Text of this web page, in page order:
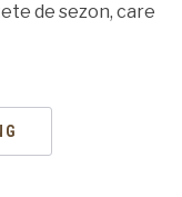
de sezon, care